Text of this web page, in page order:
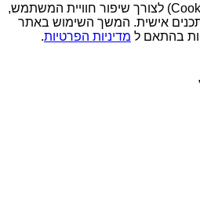
האתר משתמש בעוגיות (Cookies) לצורך שיפור חוויית המשתמש,
תכנים אישית. המשך השימוש באתר
בהתאם ל מדיניות הפרטיות.